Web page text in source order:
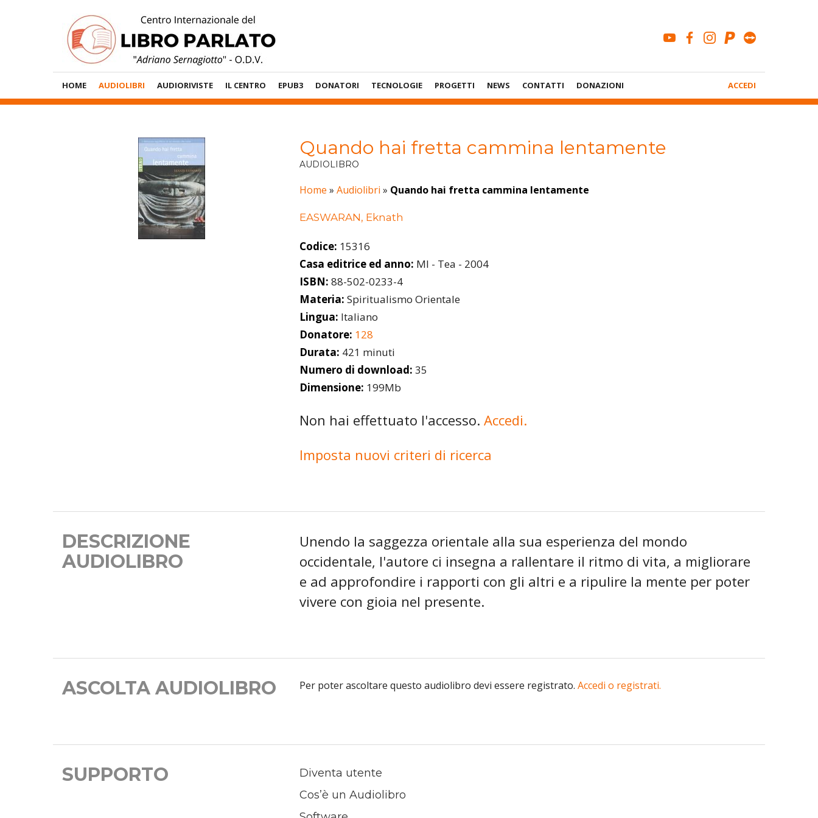
youtubefacebook
instagram
paypal
Menù
Principale
HOME AUDIOLIBRI AUDIORIVISTE IL CENTRO EPUB3 DONATORI TECNOLOGIE PROGETTI NEWS CONTATTI DONAZIONI
Account
ACCEDI
Quando hai fretta cammina lentamente
AUDIOLIBRO
Home » Audiolibri » Quando hai fretta cammina lentamente
EASWARAN, Eknath
Codice: 15316
Casa editrice ed anno: MI - Tea - 2004
ISBN: 88-502-0233-4
Materia: Spiritualismo Orientale
Lingua: Italiano
Donatore: 128
Durata: 421 minuti
Numero di download: 35
Dimensione: 199Mb
Non hai effettuato l'accesso. Accedi.
Imposta nuovi criteri di ricerca
DESCRIZIONE
AUDIOLIBRO
Unendo la saggezza orientale alla sua esperienza del mondo
occidentale, l'autore ci insegna a rallentare il ritmo di vita, a migliorare
e ad approfondire i rapporti con gli altri e a ripulire la mente per poter
vivere con gioia nel presente.
ASCOLTA AUDIOLIBRO Per poter ascoltare questo audiolibro devi essere registrato. Accedi o registrati.
SUPPORTO
Diventa utente
Cos’è un Audiolibro